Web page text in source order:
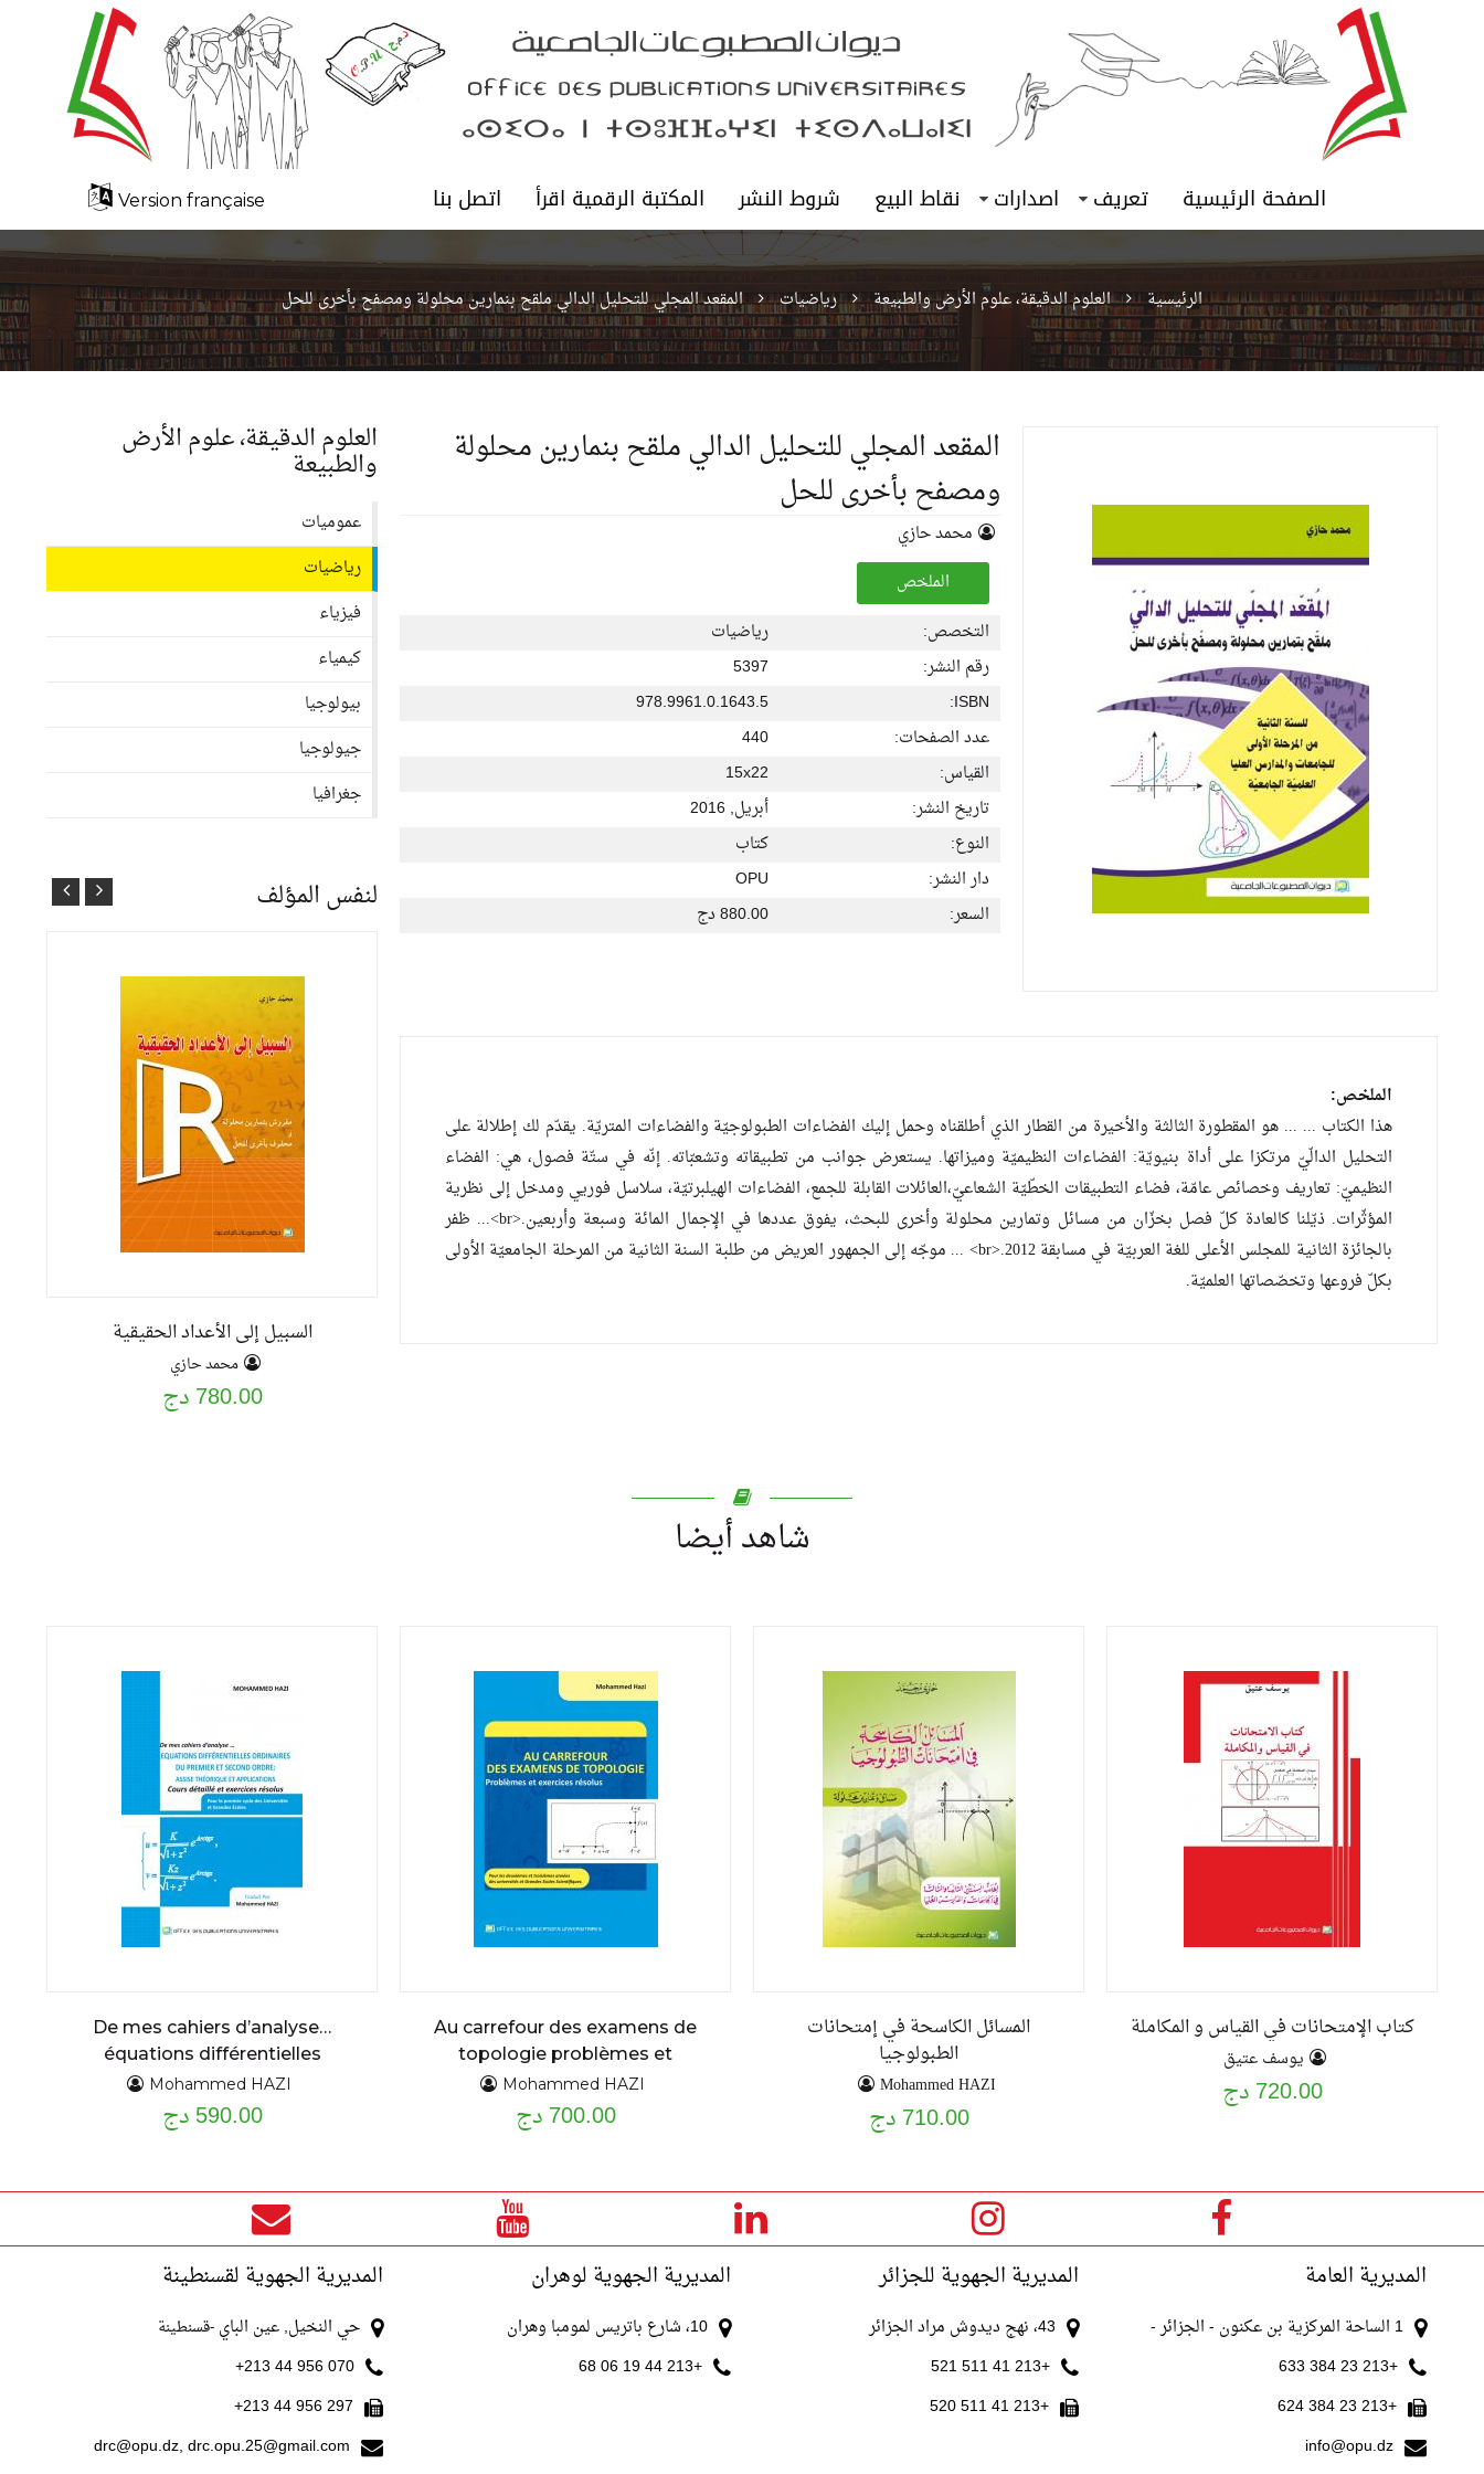
الصفحة الرئيسية تعريف اصدارات نقاط البيع شروط النشر المكتبة الرقمية اقرأ اتصل بنا Version française
الرئيسية العلوم الدقيقة، علوم الأرض والطبيعة رياضيات المقعد المجلي للتحليل الدالي ملقح بنمارين محلولة ومصفح بأخرى للحل
المقعد المجلي للتحليل الدالي ملقح بنمارين محلولة
ومصفح بأخرى للحل
محمد حازي
الملخص
التخصص:
رياضيات
رقم النشر:
5397
ISBN:
978.9961.0.1643.5
عدد الصفحات:
440
القياس:
15x22
تاريخ النشر:
أبريل, 2016
النوع:
كتاب
دار النشر:
OPU
السعر:
880.00 دج
الملخص:
هذا الكتاب ... ... هو المقطورة الثالثة والأخيرة من القطار الذي أطلقناه وحمل إليك الفضاءات الطبولوجيّة والفضاءات المتريّة. يقدّم لك إطلالة على
التحليل الدالّيّ مرتكزا على أداة بنيويّة: الفضاءات النظيميّة وميزاتها. يستعرض جوانب من تطبيقاته وتشعبّاته. إنّه في ستّة فصول، هي: الفضاء
النظيميّ: تعاريف وخصائص عامّة، فضاء التطبيقات الخطّيّة الشعاعيّ،العائلات القابلة للجمع، الفضاءات الهيلبرتيّة، سلاسل فوريي ومدخل إلى نظرية
المؤثّرات. ذيّلنا كالعادة كلّ فصل بخزّان من مسائل وتمارين محلولة وأخرى للبحث، يفوق عددها في الإجمال المائة وسبعة وأربعين.<br>... ظفر
بالجائزة الثانية للمجلس الأعلى للغة العربيّة في مسابقة 2012.<br> ... موجّه إلى الجمهور العريض من طلبة السنة الثانية من المرحلة الجامعيّة الأولى
بكلّ فروعها وتخصّصاتها العلميّة.
العلوم الدقيقة، علوم الأرض
والطبيعة
عموميات
رياضيات
فيزياء
كيمياء
بيولوجيا
جيولوجيا
جغرافيا
لنفس المؤلف
السبيل إلى الأعداد الحقيقية
محمد حازي
780.00 دج
شاهد أيضا
كتاب الإمتحانات في القياس و المكاملة
يوسف عتيق
720.00 دج
المسائل الكاسحة في إمتحانات
الطبولوجيا
Mohammed HAZI
710.00 دج
Au carrefour des examens de
topologie problèmes et
exercices résolus
Mohammed HAZI
700.00 دج
De mes cahiers d’analyse…
équations différentielles
ordinaires du premier et second
ordre : assise théorique et
applications cours détaillé et
Mohammed HAZI
590.00 دج
المديرية العامة
1 الساحة المركزية بن عكنون - الجزائر -
+213 23 384 633
+213 23 384 624
info@opu.dz
المديرية الجهوية للجزائر
43، نهج ديدوش مراد الجزائر
+213 41 511 521
+213 41 511 520
المديرية الجهوية لوهران
10، شارع باتريس لمومبا وهران
+213 44 19 06 68
المديرية الجهوية لقسنطينة
حي النخيل, عين الباي -قسنطينة
070 956 44 213+
297 956 44 213+
drc@opu.dz, drc.opu.25@gmail.com